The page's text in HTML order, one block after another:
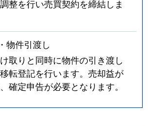
整を行い売買契約を締結しま
物件引渡し
取りと同時に物件の引き渡し
転登記を行います。売却益が
確定申告が必要となります。